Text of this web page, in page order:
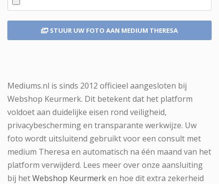
STUUR UW FOTO AAN MEDIUM THERESA
Mediums.nl is sinds 2012 officieel aangesloten bij
Webshop Keurmerk. Dit betekent dat het platform
voldoet aan duidelijke eisen rond veiligheid,
privacybescherming en transparante werkwijze. Uw
foto wordt uitsluitend gebruikt voor een consult met
medium Theresa en automatisch na één maand van het
platform verwijderd. Lees meer over onze aansluiting
bij hetWebshop Keurmerken hoe dit extra zekerheid